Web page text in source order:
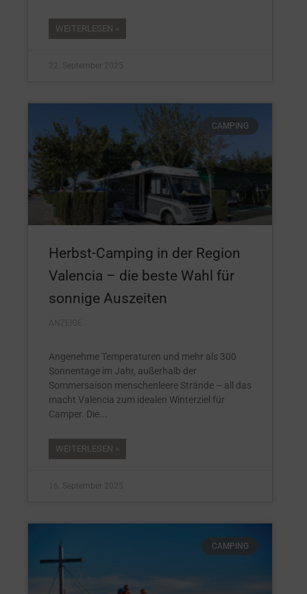
WEITERLESEN »
22. September 2025
CAMPING
Herbst-Camping in der Region
Valencia – die beste Wahl für
sonnige Auszeiten
Angenehme Temperaturen und mehr als 300
Sonnentage im Jahr, außerhalb der
Sommersaison menschenleere Strände – all das
macht Valencia zum idealen Winterziel für
Camper. Die
WEITERLESEN »
16. September 2025
CAMPING